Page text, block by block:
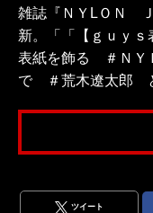
雑誌『ＮＹLＯＮ
新。「「【ｇｕｙ
表紙を飾る ＃ＮＹ
で ＃荒木遼太郎
ツイート